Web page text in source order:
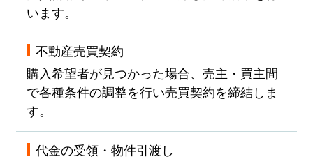
います。
不動産売買契約
購入希望者が見つかった場合、売主・買主間
で各種条件の調整を行い売買契約を締結しま
す。
代金の受領・物件引渡し